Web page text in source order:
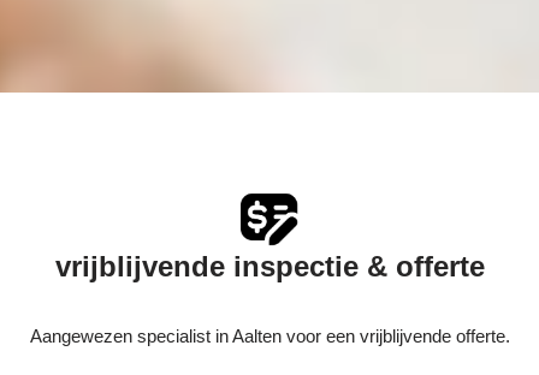
vrijblijvende inspectie & offerte
Aangewezen specialist in Aalten voor een vrijblijvende offerte.